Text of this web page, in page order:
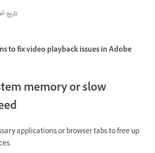
تاريخ
to fix video playback issues in Adobe
memory or slow
applications or browser tabs to free up